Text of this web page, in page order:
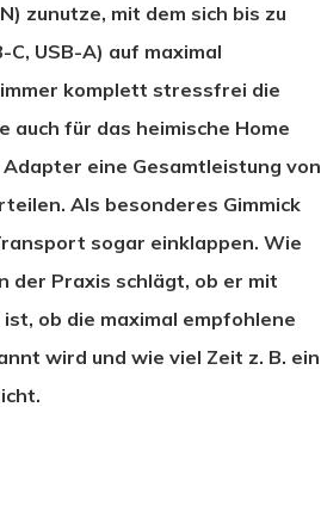
zunutze, mit dem sich bis zu
USB-A) auf maximal
komplett stressfrei die
für das heimische Home
eine Gesamtleistung von
Als besonderes Gimmick
sogar einklappen. Wie
der Praxis schlägt, ob er mit
ob die maximal empfohlene
wird und wie viel Zeit z. B. ein